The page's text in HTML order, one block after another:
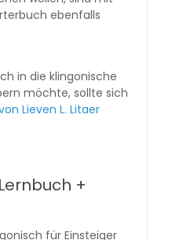
ebenfalls
in die klingonische
möchte, sollte sich
Lieven L. Litaer
+
für Einsteiger